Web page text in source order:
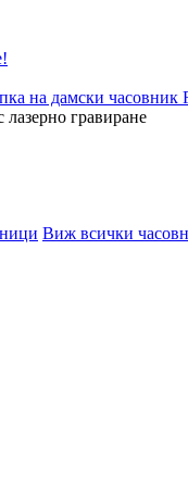
на дамски часовник
гравиране
Виж всички